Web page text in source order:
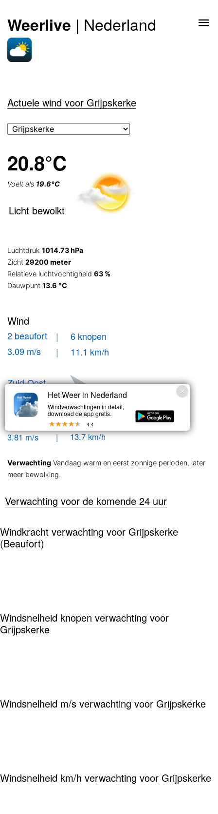
Weerlive | Nederland
Actuele wind voor Grijpskerke
20.8°C
Voelt als 19.6°C
Licht bewolkt
Luchtdruk 1014.73 hPa
Zicht 29200 meter
Relatieve luchtvochtigheid 63 %
Dauwpunt 13.6 °C
Wind
2 beaufort
| 6 knopen
3.09 m/s
| 11.1 km/h
Zuid-Oost
Windstoten
| 7.4 knopen
3.81 m/s
| 13.7 km/h
Verwachting Vandaag warm en eerst zonnige perioden, later
meer bewolking.
Verwachting voor de komende 24 uur
Windkracht verwachting voor Grijpskerke
(Beaufort)
Windsnelheid knopen verwachting voor
Grijpskerke
Windsnelheid m/s verwachting voor Grijpskerke
Windsnelheid km/h verwachting voor Grijpskerke
Het Weer in Nederland
Windverwachtingen in detail,
download de app gratis.
4.4